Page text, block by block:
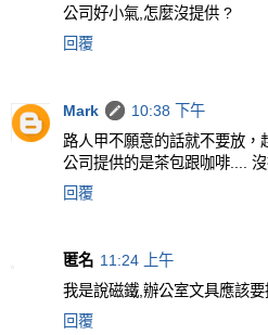
公司好小氣,怎麼沒提供 ?
回覆
Mark
10:38 下午
路人甲不願意的話就不要放，
公司提供的是茶包跟咖啡.... 沒
回覆
匿名 11:24 上午
我是說磁鐵,辦公室文具應該要
回覆